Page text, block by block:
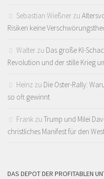
Sebastian Wießner zu
Risiken keine
Walter zu Das große KI-
Revolution und der stille Krieg
Heinz zu Die Oster-Rally:
so oft gewinnt
Frank zu Trump und Milei
christliches Manifest für den
DAS DEPOT DER PROFITABLEN